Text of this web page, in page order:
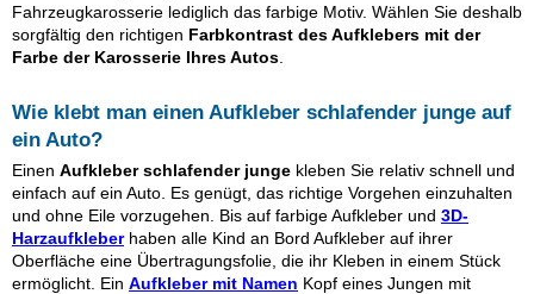
Fahrzeugkarosserie lediglich das farbige Motiv. Wählen Sie deshalb
sorgfältig den richtigen Farbkontrast des Aufklebers mit der
Farbe der Karosserie Ihres Autos
Wie klebt man einen Aufkleber schlafender junge auf
ein Auto?
Einen Aufkleberschlafender junge kleben Sie relativ schnell und
einfach auf ein Auto. Es genügt, das richtige Vorgehen einzuhalten
und ohne Eile vorzugehen. Bis auf farbige Aufkleber und 3D-
Harzaufkleberhaben alle Kind an Bord Aufkleber auf ihrer
Oberfläche eine Übertragungsfolie, die ihr Kleben in einem Stück
ermöglicht. Ein Aufkleber mit Namen Kopf eines Jungen mit